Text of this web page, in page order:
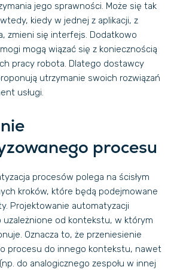
jego sprawności. Może się tak
kiedy w jednej z aplikacji, z
zmieni się interfejs. Dodatkowo
mogą wiązać się z koniecznością
pracy robota. Dlatego dostawcy
utrzymanie swoich rozwiązań
usługi.
procesu
procesów polega na ścisłym
kroków, które będą podejmowane
Projektowanie automatyzacji
od kontekstu, w którym
Oznacza to, że przeniesienie
procesu do innego kontekstu, nawet
do analogicznego zespołu w innej